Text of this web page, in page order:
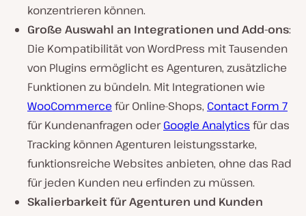
konzentrieren können.
Große Auswahl an Integrationen und Add-ons:
Die Kompatibilität von WordPress mit Tausenden
von Plugins ermöglicht es Agenturen, zusätzliche
Funktionen zu bündeln. Mit Integrationen wie
WooCommerce für Online-Shops, Contact Form 7
für Kundenanfragen oderGoogle Analytics für das
Tracking können Agenturen leistungsstarke,
funktionsreiche Websites anbieten, ohne das Rad
für jeden Kunden neu erfinden zu müssen.
Skalierbarkeit für Agenturen und Kunden